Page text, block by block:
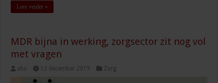
Lees verder »
MDR bijna in werking, zorgsector zit nog vol
met vragen
sbo 12 december 2019 Zorg